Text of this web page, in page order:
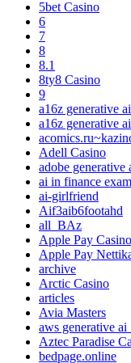
5bet Casino
6
7
8
8.1
8ty8 Casino
9
a16z generative ai
a16z generative
Adell Casino
adobe generative
ai in finance
ai-girlfriend
Aif3aib6footahd
all_BAz
Apple Pay Casino
Apple Pay
archive
Arctic Casino
articles
Avia Masters
aws generative ai
Aztec Paradise
bedpage.online